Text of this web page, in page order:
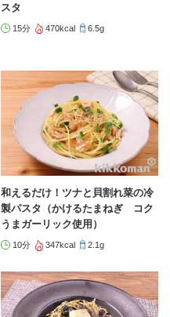
スタ
15分 470kcal 6.5g
和えるだけ！ツナと貝割れ菜の冷
製パスタ（かけるたまねぎ コク
うまガーリック使用）
10分 347kcal 2.1g